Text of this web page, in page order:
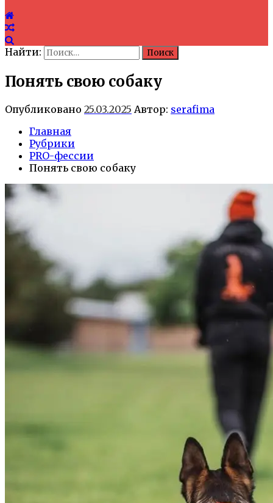
Найти:
Понять свою собаку
Опубликовано 25.03.2025 Автор: serafima
Главная
Рубрики
PRO-фессии
Понять свою собаку